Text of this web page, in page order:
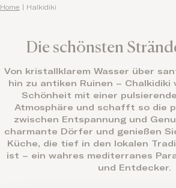
Home Halkidiki
Die schönsten
Von kristallklarem Wasser über
hin zu antiken Ruinen –
Schönheit mit einer
Atmosphäre und schafft so die
zwischen Entspannung und
charmante Dörfer und genießen
Küche, die tief in den lokalen
ist – ein wahres mediterranes
und Entdecker.